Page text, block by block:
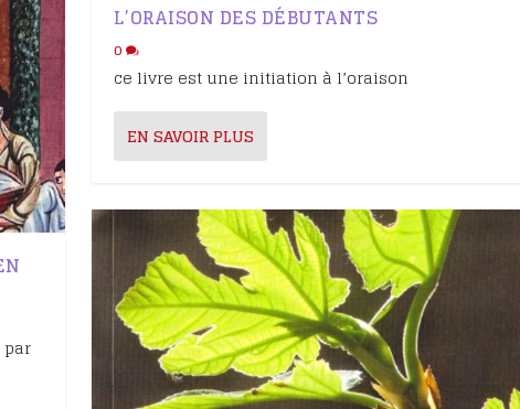
L’ORAISON DES DÉBUTANTS
0
ce livre est une initiation à l’oraison
EN SAVOIR PLUS